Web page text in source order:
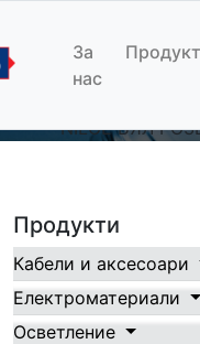
За
нас
- NILOE БЯЛ
Продукти
Кабели и аксесоари
Електроматериали
Осветление